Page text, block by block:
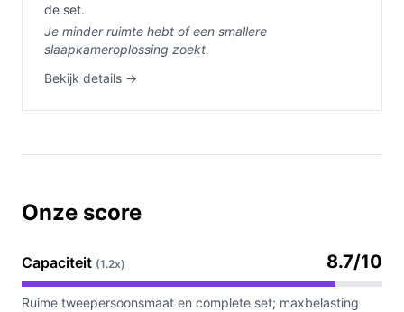
de set.
Je minder ruimte hebt of een smallere
slaapkameroplossing zoekt.
Bekijk details →
Onze score
Capaciteit (1.2x) 8.7/10
Ruime tweepersoonsmaat en complete set; maxbelasting